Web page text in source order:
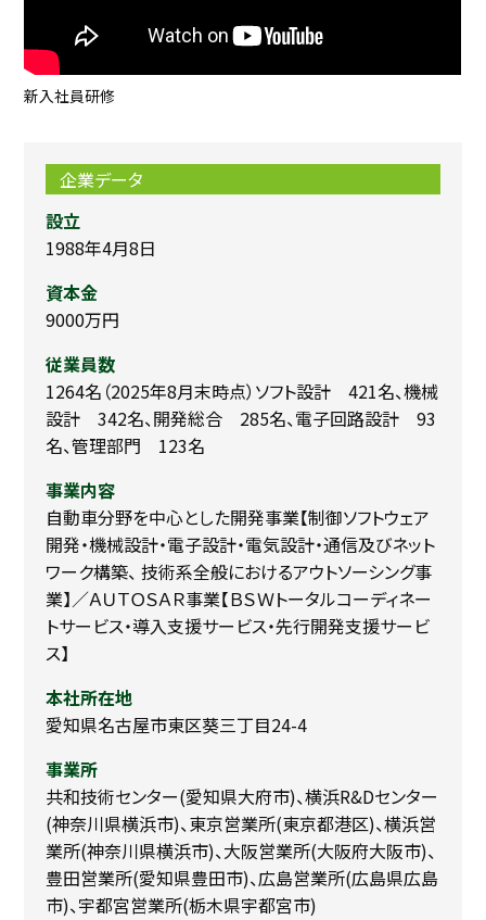
新入社員研修
企業データ
設立
1988年4月8日
資本金
9000万円
従業員数
1264名（2025年8月末時点）ソフト設計 421名、機械
設計 342名、開発総合 285名、電子回路設計 93
名、管理部門 123名
事業内容
自動車分野を中心とした開発事業【制御ソフトウェア
開発・機械設計・電子設計・電気設計・通信及びネット
ワーク構築、 技術系全般におけるアウトソーシング事
業】／ＡＵＴＯＳＡＲ事業【ＢＳＷトータルコーディネー
トサービス・導入支援サービス・先行開発支援サービ
ス】
本社所在地
愛知県名古屋市東区葵三丁目24-4
事業所
共和技術センター(愛知県大府市)、横浜R&Dセンター
(神奈川県横浜市)、東京営業所(東京都港区)、横浜営
業所(神奈川県横浜市)、大阪営業所(大阪府大阪市)、
豊田営業所(愛知県豊田市)、広島営業所(広島県広島
市)、宇都宮営業所(栃木県宇都宮市)